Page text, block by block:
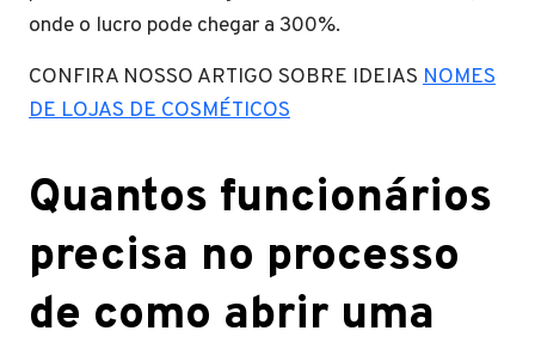
onde o lucro pode chegar a 300%.
CONFIRA NOSSO ARTIGO SOBRE IDEIAS NOMES
DE LOJAS DE COSMÉTICOS
Quantos funcionários
precisa no processo
de como abrir uma